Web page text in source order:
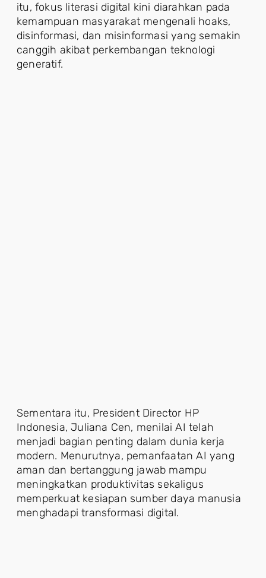
itu, fokus literasi digital kini diarahkan pada
kemampuan masyarakat mengenali hoaks,
disinformasi, dan misinformasi yang semakin
canggih akibat perkembangan teknologi
generatif.
Sementara itu, President Director HP
Indonesia, Juliana Cen, menilai AI telah
menjadi bagian penting dalam dunia kerja
modern. Menurutnya, pemanfaatan AI yang
aman dan bertanggung jawab mampu
meningkatkan produktivitas sekaligus
memperkuat kesiapan sumber daya manusia
menghadapi transformasi digital.